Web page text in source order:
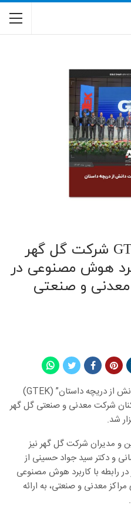
در سومین رویداد GTEK شرکت گل گهر
هوش مصنوعی در
و صنعتی
معدن۲۴ سومین رویداد “مدیریت دانش از دریچه داستان” (GTEK)
حضور کارکنان شرکت معدنی و صنعتی گل گهر
شد.
و مدیران شرکت گل گهر نیز
و دکتر سید جواد حسینی از
رابطه با کاربرد هوش مصنوعی
معدنی و صنعتی، به ارائه